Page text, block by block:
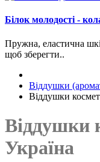
Білок молодості -
Пружна, еластична
щоб зберегти..
Віддушки
Віддушки
Віддушки
Україна